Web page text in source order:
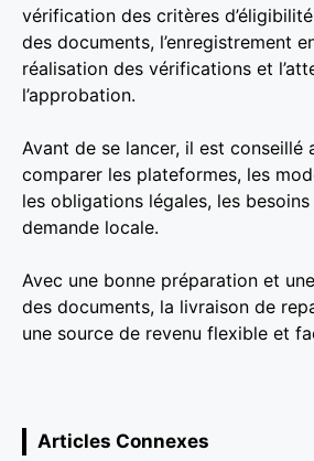
vérification des critères
des documents, l’enregistrement
réalisation des vérifications et
l’approbation.
Avant de se lancer, il est conseillé
comparer les plateformes, les
les obligations légales, les
demande locale.
Avec une bonne préparation et
des documents, la livraison de
une source de revenu flexible et
Articles Connexes